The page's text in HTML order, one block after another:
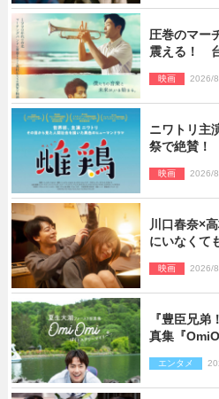
圧巻のマー
震える！
映画 2026/
ニワトリ主
祭で絶賛！
映画 2026/
川口春奈×
にいなくて
映画 2026/
『豊臣兄
真集『
エンタメ